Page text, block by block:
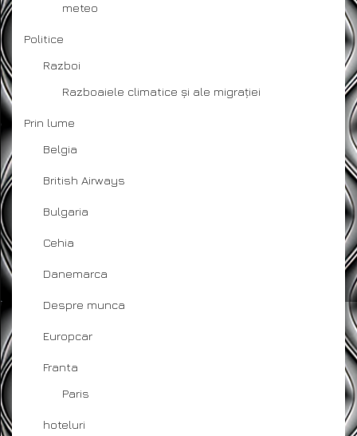
meteo
Politice
Razboi
Razboaiele climatice și ale migrației
Prin lume
Belgia
British Airways
Bulgaria
Cehia
Danemarca
Despre munca
Europcar
Franta
Paris
hoteluri